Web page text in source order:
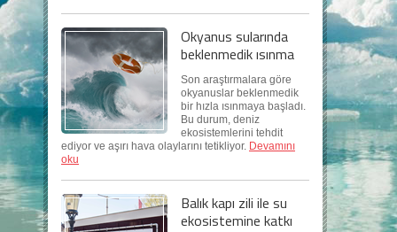
Okyanus sularında
beklenmedik ısınma
Son araştırmalara göre
okyanuslar beklenmedik
bir hızla ısınmaya başladı.
Bu durum, deniz
ekosistemlerini tehdit
ediyor ve aşırı hava olaylarını tetikliyor. Devamını
oku
Balık kapı zili ile su
ekosistemine katkı